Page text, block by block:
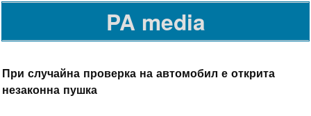
PA media
При случайна проверка на автомобил е открита
незаконна пушка